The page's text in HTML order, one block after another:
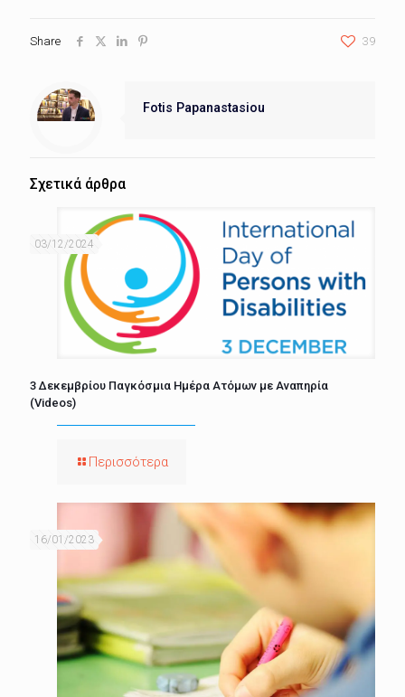
Share 39
Fotis Papanastasiou
Σχετικά άρθρα
03/12/2024
3 Δεκεμβρίου Παγκόσμια Ημέρα Ατόμων με Αναπηρία
(Videos)
Περισσότερα
16/01/2023